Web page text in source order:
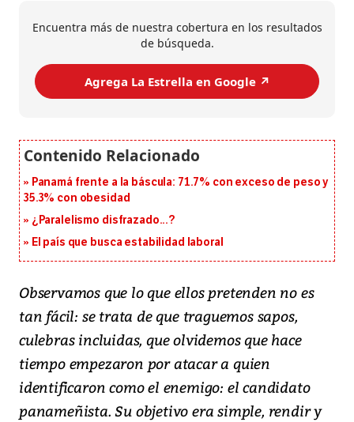
Encuentra más de nuestra cobertura en los resultados
de búsqueda.
Agrega La Estrella en Google ↗️
Panamá frente a la báscula: 71.7% con exceso de peso y
35.3% con obesidad
¿Paralelismo disfrazado...?
El país que busca estabilidad laboral
Observamos que lo que ellos pretenden no es
tan fácil: se trata de que traguemos sapos,
culebras incluidas, que olvidemos que hace
tiempo empezaron por atacar a quien
identificaron como el enemigo: el candidato
panameñista. Su objetivo era simple, rendir y